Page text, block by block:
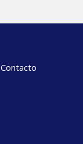
Contacto